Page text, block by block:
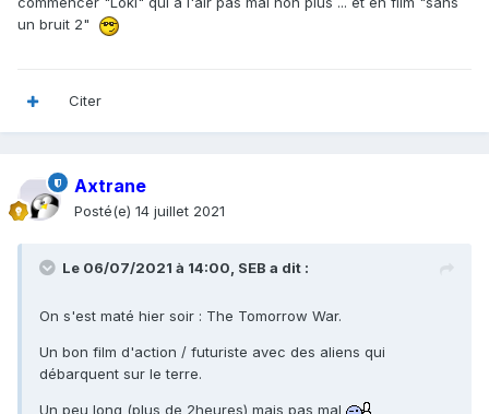
un bruit 2"
Citer
Axtrane
Posté(e) 14 juillet 2021
Le 06/07/2021 à 14:00, SEB a dit :
On s'est maté hier soir : The Tomorrow War.
Un bon film d'action / futuriste avec des aliens qui
débarquent sur le terre.
Un peu long (plus de 2heures) mais pas mal